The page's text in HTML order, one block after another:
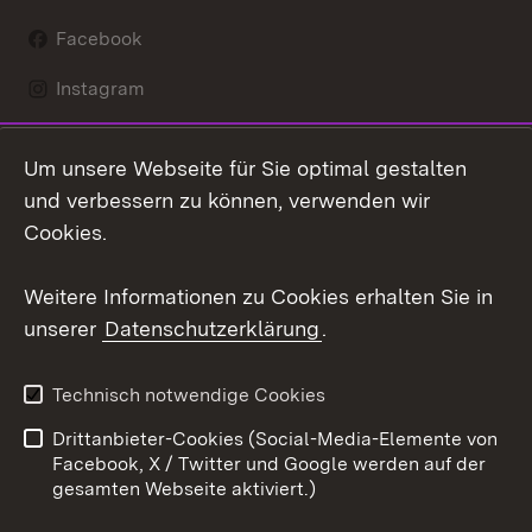
Facebook
Instagram
Mastodon
Youtube
Kontakt
Datenschutz
Barrierefreiheit
Impressum Cookies
Um unsere Webseite für Sie optimal gestalten
und verbessern zu können, verwenden wir
Cookies.
Weitere Informationen zu Cookies erhalten Sie in
unserer Datenschutzerklärung.
Technisch notwendige Cookies
Drittanbieter-Cookies (Social-Media-Elemente von
Facebook, X / Twitter und Google werden auf der
gesamten Webseite aktiviert.)